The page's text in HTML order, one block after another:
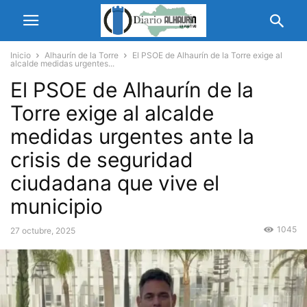
Inicio Alhaurín de la Torre
El PSOE de Alhaurín de la Torre exige al
alcalde medidas urgentes...
El PSOE de Alhaurín de la
Torre exige al alcalde
medidas urgentes ante la
crisis de seguridad
ciudadana que vive el
municipio
27 octubre, 2025 1045